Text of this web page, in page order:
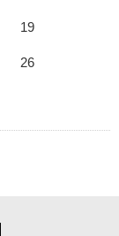
19
26